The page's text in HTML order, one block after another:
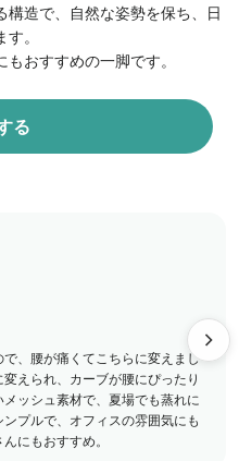
造で、自然な姿勢を保ち、日
。
おすすめの一脚です。
、腰が痛くてこちらに変えまし
えられ、カーブが腰にぴったり
ッシュ素材で、夏場でも蒸れに
プルで、オフィスの雰囲気にも
にもおすすめ。
る